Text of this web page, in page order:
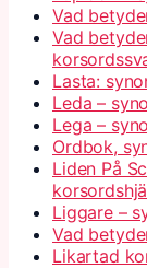
Vad
Vad
Lasta:
Leda –
Lega –
Ordbok,
Liden På
Liggare –
Vad
Likartad